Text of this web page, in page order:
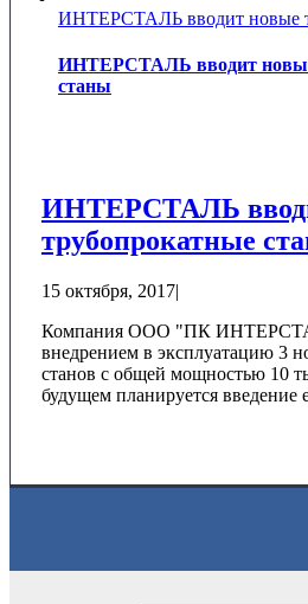
ИНТЕРСТАЛЬ вводит новые
ИНТЕРСТАЛЬ вводит
станы
ИНТЕРСТАЛЬ
трубопрокатные
15 октября, 2017|
Компания ООО "ПК
внедрением в эксплуатацию 3
станов с общей мощностью 10
будущем планируется введение